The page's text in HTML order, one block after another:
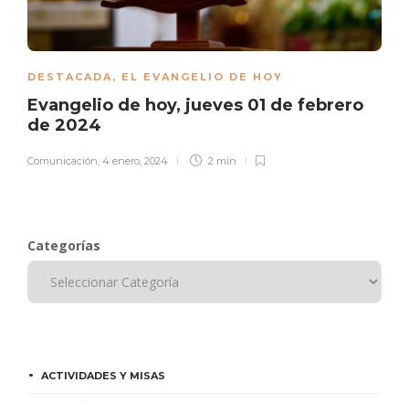
DESTACADA, EL EVANGELIO DE HOY
Evangelio de hoy, jueves 01 de febrero
de 2024
Comunicación, 4 enero, 2024 2 min
Categorías
ACTIVIDADES Y MISAS